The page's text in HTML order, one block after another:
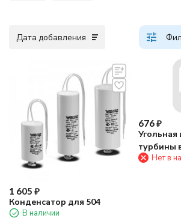
Дата добавления
1 605 ₽
Конденсатор для 504
В наличии
676₽
Угольная
турбины
Нет в